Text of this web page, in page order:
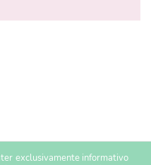
exclusivamente informativo